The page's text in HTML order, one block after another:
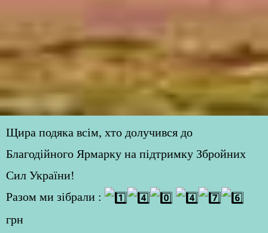
Щира подяка всім, хто долучився до
Благодійного Ярмарку на підтримку Збройних
Сил України!
Разом ми зібрали :
грн